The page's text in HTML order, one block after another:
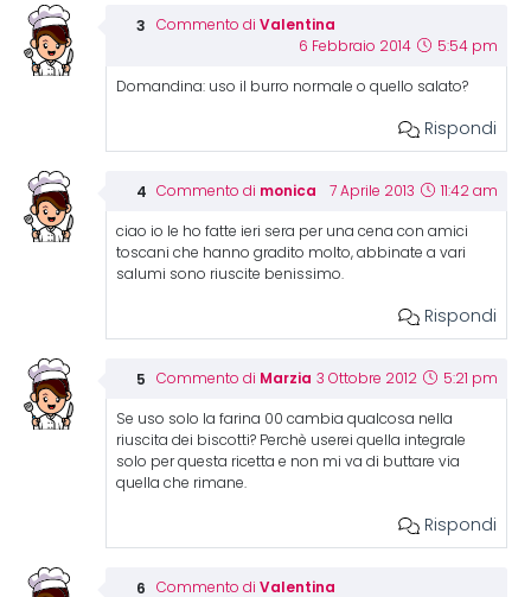
Commento di Valentina
6 Febbraio 2014 5:54 pm
Domandina: uso il burro normale o quello salato?
Rispondi
Commento di monica 7 Aprile 2013 11:42 am
ciao io le ho fatte ieri sera per una cena con amici
toscani che hanno gradito molto, abbinate a vari
salumi sono riuscite benissimo.
Rispondi
Commento di Marzia 3 Ottobre 2012 5:21 pm
Se uso solo la farina 00 cambia qualcosa nella
riuscita dei biscotti? Perchè userei quella integrale
solo per questa ricetta e non mi va di buttare via
quella che rimane.
Rispondi
Commento di Valentina